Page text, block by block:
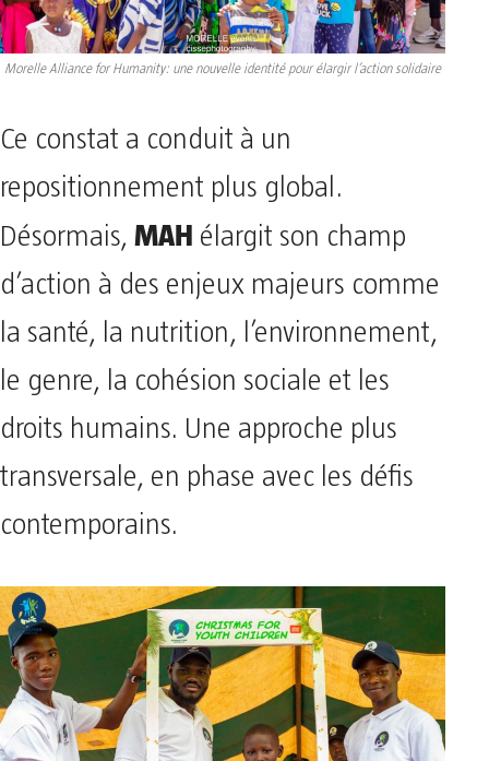
Morelle Alliance for Humanity: une nouvelle identité pour élargir l’action solidaire
Ce constat a conduit à un
repositionnement plus global.
Désormais, MAH élargit son champ
d’action à des enjeux majeurs comme
la santé, la nutrition, l’environnement,
le genre, la cohésion sociale et les
droits humains. Une approche plus
transversale, en phase avec les défis
contemporains.